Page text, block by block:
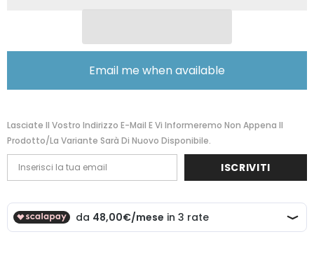
88473-
Burgundy
88473-
32G40002
Email me when available
Lasciate Il Vostro Indirizzo E-Mail E Vi Informeremo Non Appena Il
Prodotto/la Variante Sarà Di Nuovo Disponibile.
ISCRIVITI